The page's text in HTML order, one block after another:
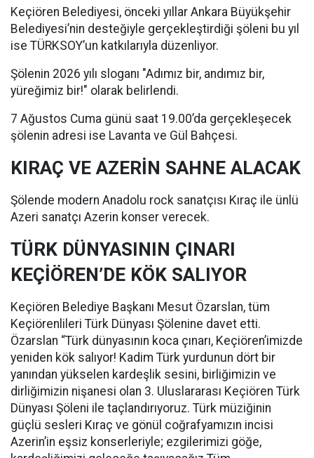
Keçiören Belediyesi, önceki yıllar Ankara Büyükşehir
Belediyesi’nin desteğiyle gerçekleştirdiği şöleni bu yıl
ise TÜRKSOY’un katkılarıyla düzenliyor.
Şölenin 2026 yılı sloganı "Adımız bir, andımız bir,
yüreğimiz bir!" olarak belirlendi.
7 Ağustos Cuma günü saat 19.00’da gerçekleşecek
şölenin adresi ise Lavanta ve Gül Bahçesi.
KIRAÇ VE AZERİN SAHNE ALACAK
Şölende modern Anadolu rock sanatçısı Kıraç ile ünlü
Azeri sanatçı Azerin konser verecek.
TÜRK DÜNYASININ ÇINARI
KEÇİÖREN’DE KÖK SALIYOR
Keçiören Belediye Başkanı Mesut Özarslan, tüm
Keçiörenlileri Türk Dünyası Şölenine davet etti.
Özarslan “Türk dünyasının koca çınarı, Keçiören’imizde
yeniden kök salıyor! Kadim Türk yurdunun dört bir
yanından yükselen kardeşlik sesini, birliğimizin ve
dirliğimizin nişanesi olan 3. Uluslararası Keçiören Türk
Dünyası Şöleni ile taçlandırıyoruz. Türk müziğinin
güçlü sesleri Kıraç ve gönül coğrafyamızın incisi
Azerin’in eşsiz konserleriyle; ezgilerimizi göğe,